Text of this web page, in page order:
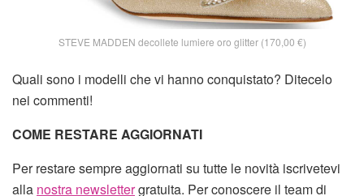
STEVE MADDEN decollete lumiere oro glitter (170,00 €)
Quali sono i modelli che vi hanno conquistato? Ditecelo
nei commenti!
COME RESTARE AGGIORNATI
Per restare sempre aggiornati su tutte le novità iscrivetevi
alla nostra newslettergratuita. Per conoscere il team di